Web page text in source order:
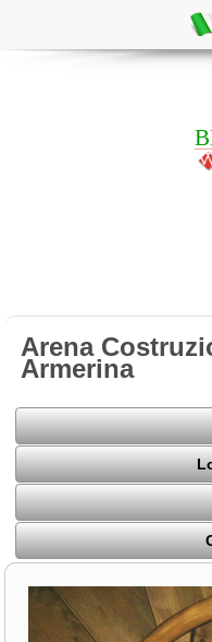
Arena
Armerina